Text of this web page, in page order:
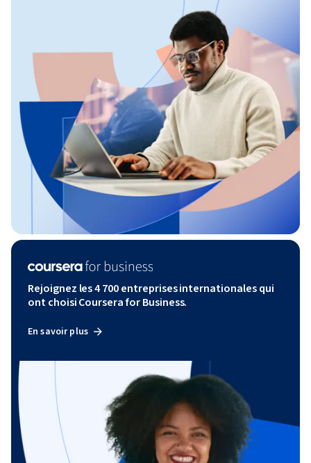
Rejoignez les 4 700 entreprises internationales qui
ont choisi Coursera for Business.
En savoir plus